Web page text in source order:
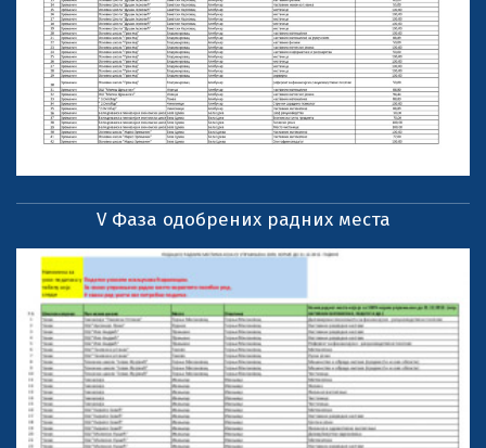
V Фаза одобрених радних места